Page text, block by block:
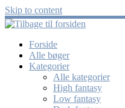
Skip to content
Forside
Alle bøger
Kategorier
Alle kategorier
High fantasy
Low fantasy